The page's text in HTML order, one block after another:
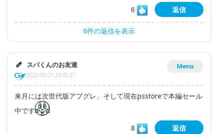
6
返信
6件の返信を表示
Menu
スパくんのお友達
2022-03-21 23:45:27
来月には次世代版アプグレ、そして現在psstoreで本編セール
中です
8
返信